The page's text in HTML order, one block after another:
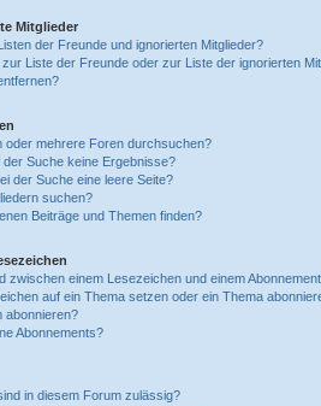
Mitglieder
der Freunde und ignorierten Mitglieder?
Liste der Freunde oder zur Liste der ignorierten
oder mehrere Foren durchsuchen?
Suche keine Ergebnisse?
der Suche eine leere Seite?
suchen?
Beiträge und Themen finden?
zwischen einem Lesezeichen und einem
auf ein Thema setzen oder ein Thema
abonnieren?
Abonnements?
in diesem Forum zulässig?